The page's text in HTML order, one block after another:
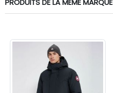
PRODUITS DE LA MÊME MARQUE